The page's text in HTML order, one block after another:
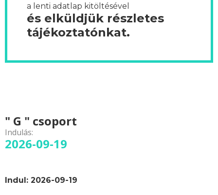
a lenti adatlap kitöltésével
és elküldjük részletes
tájékoztatónkat.
" G " csoport
Indulás:
2026-09-19
Indul: 2026-09-19